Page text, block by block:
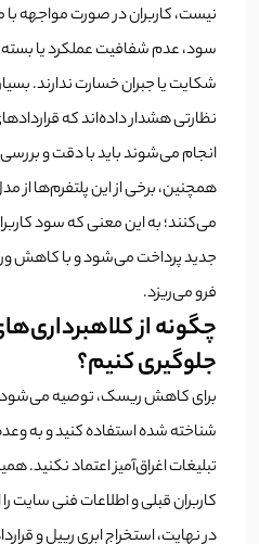
نیست، کاربران در صورت مواجهه
سود، عدم شفافیت عملکرد یا
شکایت یا جبران خسارت ندارند.
انجام می‌شوند باید با دقت و
همچنین، برخی از این پلتفرم‌ها از
می‌کنند؛ به این معنی که سود
جدید پرداخت می‌شود و با کاهش
فرو می‌ریزد.
چگونه از
جلوگیری کنیم؟
برای کاهش ریسک، توصیه می‌شود
شناخته شده استفاده کنید و به
تبلیغات اغراق‌آمیز اعتماد نکنید.
کاربران قبلی و اطلاعات فنی سایت
در نهایت، استخراج ابری ریپل و